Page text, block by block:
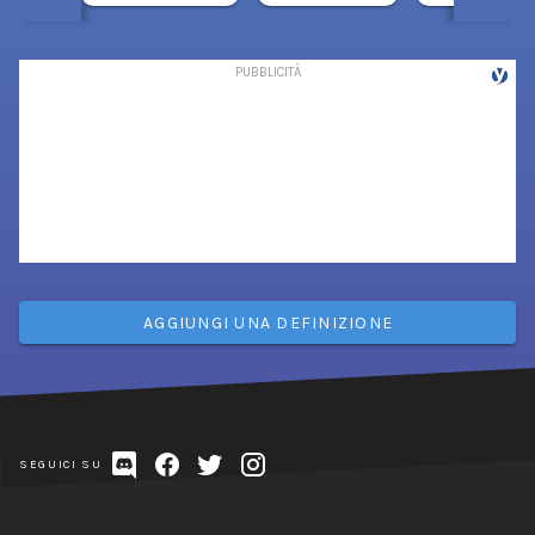
AGGIUNGI UNA DEFINIZIONE
SEGUICI SU